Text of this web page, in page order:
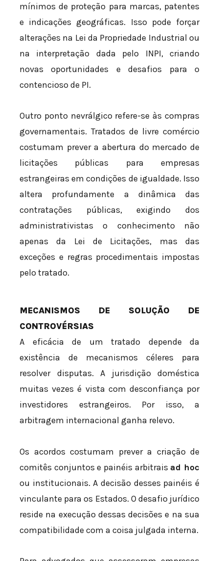
mínimos de proteção para marcas, patentes
e indicações geográficas. Isso pode forçar
alterações na Lei da Propriedade Industrial ou
na interpretação dada pelo INPI, criando
novas oportunidades e desafios para o
contencioso de PI.
Outro ponto nevrálgico refere-se às compras
governamentais. Tratados de livre comércio
costumam prever a abertura do mercado de
licitações públicas para empresas
estrangeiras em condições de igualdade. Isso
altera profundamente a dinâmica das
contratações públicas, exigindo dos
administrativistas o conhecimento não
apenas da Lei de Licitações, mas das
exceções e regras procedimentais impostas
pelo tratado.
MECANISMOS DE SOLUÇÃO DE
CONTROVÉRSIAS
A eficácia de um tratado depende da
existência de mecanismos céleres para
resolver disputas. A jurisdição doméstica
muitas vezes é vista com desconfiança por
investidores estrangeiros. Por isso, a
arbitragem internacional ganha relevo.
Os acordos costumam prever a criação de
comitês conjuntos e painéis arbitrais ad hoc
ou institucionais. A decisão desses painéis é
vinculante para os Estados. O desafio jurídico
reside na execução dessas decisões e na sua
compatibilidade com a coisa julgada interna.